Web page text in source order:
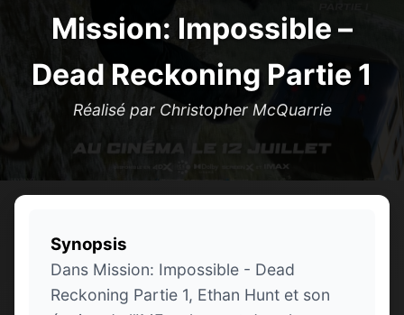
Mission: Impossible –
Dead Reckoning Partie 1
Réalisé par Christopher McQuarrie
Synopsis
Dans Mission: Impossible - Dead
Reckoning Partie 1, Ethan Hunt et son